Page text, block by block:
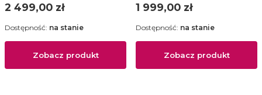
336201R1
Cena
2 499,00 zł
Zobacz produkt
Dostępność: na stanie
Cena
1 999,00 zł
Zobacz produkt
Dostępność: na stanie